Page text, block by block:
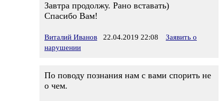
Завтра продолжу. Рано вставать)
Спасибо Вам!
Виталий Иванов 22.04.2019 22:08
Заявить о
нарушении
По поводу познания нам с вами спорить не
о чем.